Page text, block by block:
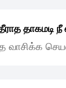
தாகமடி
வாசிக்க